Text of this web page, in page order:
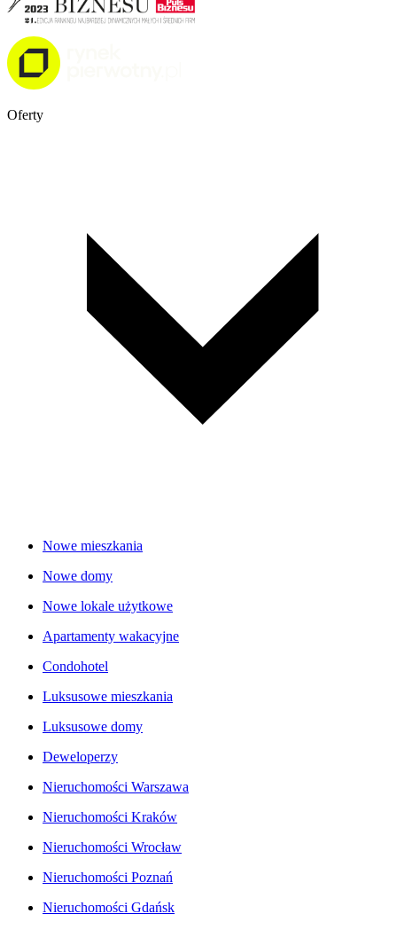
Oferty
Nowe mieszkania
Nowe domy
Nowe lokale użytkowe
Apartamenty wakacyjne
Condohotel
Luksusowe mieszkania
Luksusowe domy
Deweloperzy
Nieruchomości Warszawa
Nieruchomości Kraków
Nieruchomości Wrocław
Nieruchomości Poznań
Nieruchomości Gdańsk